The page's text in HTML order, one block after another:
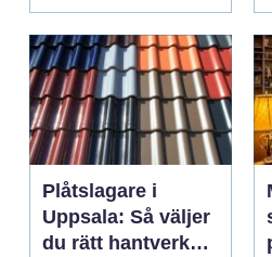
Plåtslagare i
Uppsala: Så väljer
du rätt hantverkare